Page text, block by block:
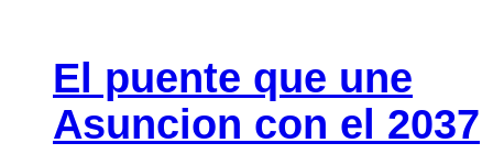
El puente que une
Asuncion con el 2037